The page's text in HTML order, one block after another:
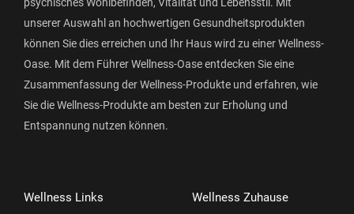
unserer Auswahl an hochwertigen Gesundheitsprodukten
können Sie dies erreichen und Ihr Haus wird zu einer Wellness-
Oase. Mit dem Führer Wellness-Oase entdecken Sie eine
Zusammenfassung der Wellness-Produkte und erfahren, wie
Sie die Wellness-Produkte am besten zur Erholung und
Entspannung nutzen können.
Wellness Links Wellness Zuhause